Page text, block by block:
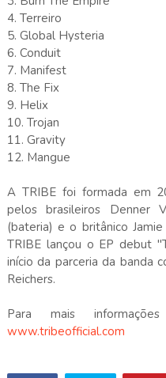
4. Terreiro
5. Global Hysteria
6. Conduit
7. Manifest
8. The Fix
9. Helix
10. Trojan
11. Gravity
12. Mangue
A TRIBE foi formada em
pelos brasileiros Denner
(bateria) e o britânico
TRIBE lançou o EP debut
início da parceria da banda
Reichers.
Para mais
www.tribeofficial.com